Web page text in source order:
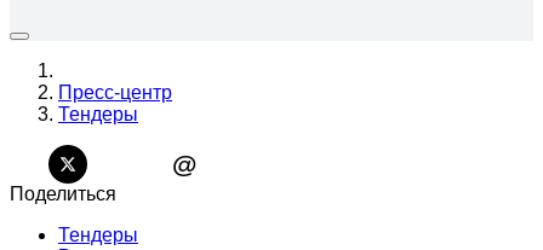
Пресс-центр
Тендеры
@
Поделиться
Тендеры